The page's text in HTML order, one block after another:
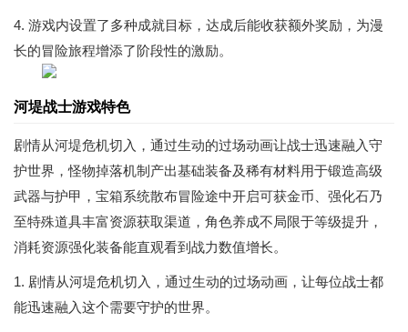
4. 游戏内设置了多种成就目标，达成后能收获额外奖励，为漫
长的冒险旅程增添了阶段性的激励。
河堤战士游戏特色
剧情从河堤危机切入，通过生动的过场动画让战士迅速融入守
护世界，怪物掉落机制产出基础装备及稀有材料用于锻造高级
武器与护甲，宝箱系统散布冒险途中开启可获金币、强化石乃
至特殊道具丰富资源获取渠道，角色养成不局限于等级提升，
消耗资源强化装备能直观看到战力数值增长。
1. 剧情从河堤危机切入，通过生动的过场动画，让每位战士都
能迅速融入这个需要守护的世界。